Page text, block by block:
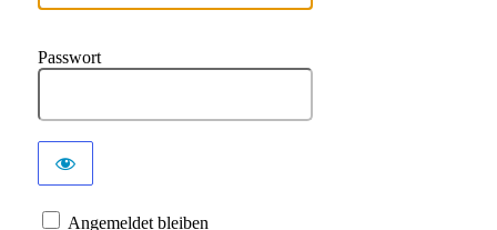
Passwort
Angemeldet bleiben